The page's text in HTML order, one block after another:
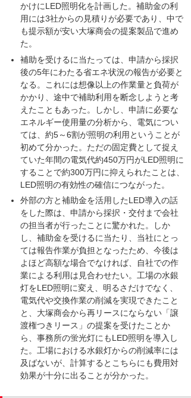
かけにLED照明化を計画した。補助金の利
用には3社からの見積りが必要であり、中で
も提示額が安い大塚商会の提案製品で進め
た。
補助を受けるに当たっては、申請から採択
後の5年にわたる省エネ状況の報告が必要と
なる。これには想像以上の作業量と負荷が
かかり、途中で補助利用を断念しようと考
えたこともあった。しかし、申請に必要な
エネルギー使用量の分析から、電気につい
ては、約5～6割が照明の利用ということが
初めて分かった。ただの固定費として捉え
ていた年間の電気代約450万円がLED照明に
することで約300万円に抑えられたことは、
LED照明の有効性の確信につながった。
外部の方と補助金を活用したLED導入の話
をした際は、申請から採択・交付まで会社
の担当者が行ったことに驚かれた。しか
し、補助金を受けるに当たり、当社にとっ
ては報告作業が負担となったため、今後は
よほど高額な場合でなければ、自社での作
業による利用は見合わせたい。工場の水銀
灯をLED照明に変え、明るさだけでなく、
電気代や交換作業の削減を実現できたこと
と、大塚商会から再リースにならない「譲
渡権つきリース」の提案を受けたことか
ら、事務所の蛍光灯にもLED照明を導入し
た。工場における水銀灯からの削減率には
及ばないが、計算するとこちらにも費用対
効果が十分に出ることが分かった。